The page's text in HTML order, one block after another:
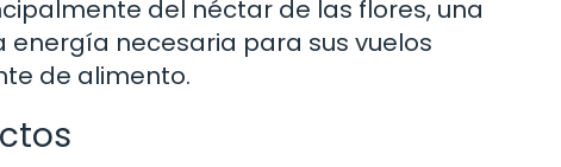
del néctar de las flores, una
necesaria para sus vuelos
de alimento.